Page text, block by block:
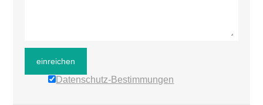
einreichen
Datenschutz-Bestimmungen